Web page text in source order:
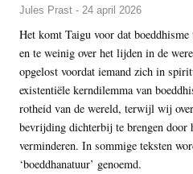
Jules Prast - 24 april 2026
Het komt Taigu voor dat boeddhisme
en te weinig over het lijden in de
opgelost voordat iemand zich in
existentiële kerndilemma van
rotheid van de wereld, terwijl wij
bevrijding dichterbij te brengen door
verminderen. In sommige teksten
‘boeddhanatuur’ genoemd.